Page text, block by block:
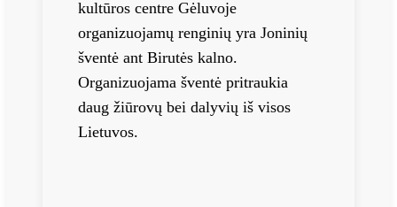
kultūros centre Gėluvoje
organizuojamų renginių yra Joninių
šventė ant Birutės kalno.
Organizuojama šventė pritraukia
daug žiūrovų bei dalyvių iš visos
Lietuvos.